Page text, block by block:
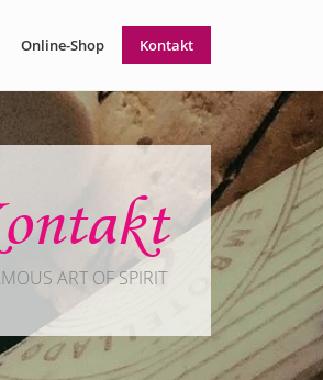
Online-Shop Kontakt
ART OF SPIRIT